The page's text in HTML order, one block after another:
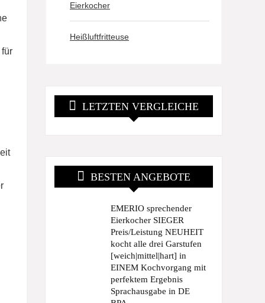
Eierkocher
Heißluftfritteuse
LETZTEN VERGLEICHE
BESTEN ANGEBOTE
EMERIO sprechender
Eierkocher SIEGER
Preis/Leistung NEUHEIT
kocht alle drei Garstufen
[weich|mittel|hart] in
EINEM Kochvorgang mit
perfektem Ergebnis
Sprachausgabe in DE